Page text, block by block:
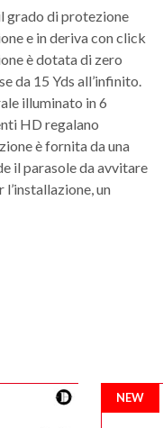
grado di protezione
e in deriva con click
è dotata di zero
da 15 Yds all’infinito.
illuminato in 6
HD regalano
è fornita da una
il parasole da avvitare
un
NEW